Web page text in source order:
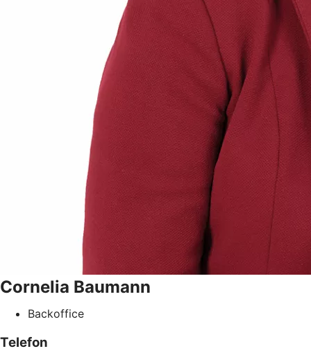
Cornelia Baumann
Backoffice
Telefon